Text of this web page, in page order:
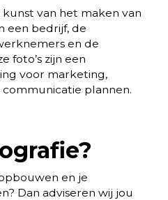
van het maken van
een bedrijf, de
en de
foto’s zijn een
voor marketing,
plannen.
en je
Dan adviseren wij jou